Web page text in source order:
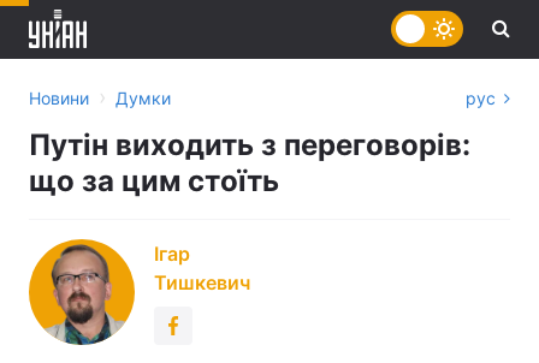
Новини › Думки рус
Путін виходить з переговорів:
що за цим стоїть
Ігар
Тишкевич